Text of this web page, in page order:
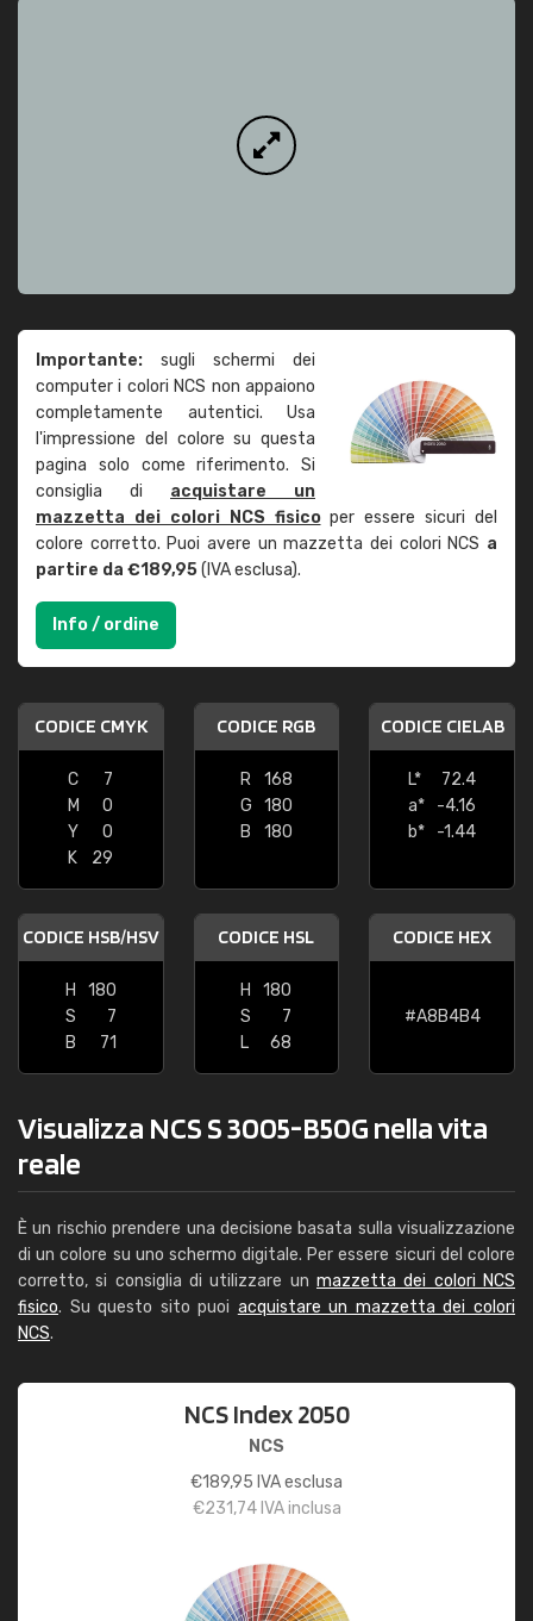
Importante: sugli schermi dei
computer i colori NCS non appaiono
completamente autentici. Usa
l'impressione del colore su questa
pagina solo come riferimento. Si
consiglia di acquistare un
mazzetta dei colori NCS fisicoper essere sicuri del
colore corretto. Puoi avere un mazzetta dei colori NCS a
partire da €189,95(IVA esclusa).
Info / ordine
CODICE CMYK
C
7
M
0
Y
0
K
29
CODICE RGB
R
168
G
180
B
180
CODICE CIELAB
L*
72.4
a*
-4.16
b*
-1.44
CODICE HSB/HSV
H
180
S
7
B
71
CODICE HSL
H
180
S
7
L
68
CODICE HEX
#A8B4B4
Visualizza NCS S 3005-B50G nella vita
reale
È un rischio prendere una decisione basata sulla visualizzazione
di un colore su uno schermo digitale. Per essere sicuri del colore
corretto, si consiglia di utilizzare un mazzetta dei colori NCS
fisico. Su questo sito puoi acquistare un mazzetta dei colori
NCS.
NCS Index 2050
NCS
€189,95 IVA esclusa
€231,74IVA inclusa